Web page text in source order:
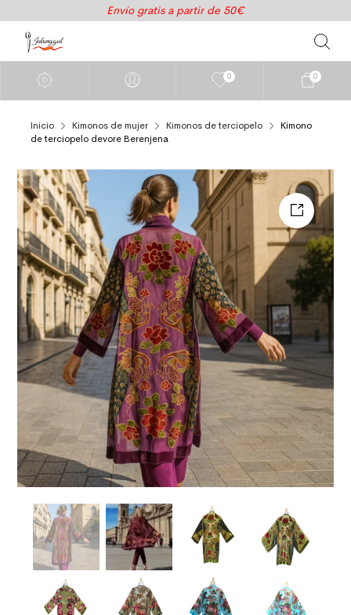
Envío gratis a partir de 50€
0 0
Inicio Kimonos de mujer Kimonos de terciopelo
Kimono
de terciopelo devore Berenjena